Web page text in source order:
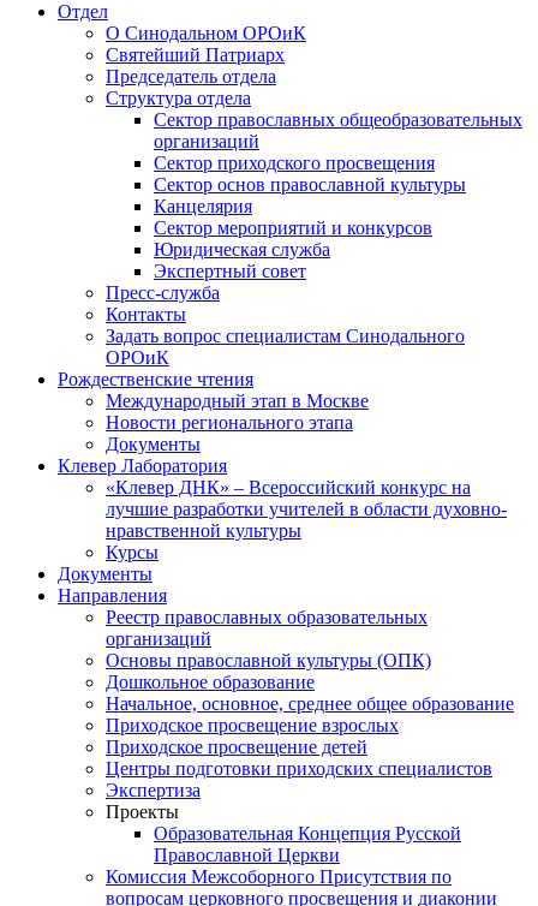
Отдел
О Синодальном ОРОиК
Святейший Патриарх
Председатель отдела
Структура отдела
Сектор православных общеобразовательных
организаций
Сектор приходского просвещения
Сектор основ православной культуры
Канцелярия
Сектор мероприятий и конкурсов
Юридическая служба
Экспертный совет
Пресс-служба
Контакты
Задать вопрос специалистам Синодального
ОРОиК
Рождественские чтения
Международный этап в Москве
Новости регионального этапа
Документы
Клевер Лаборатория
«Клевер ДНК» – Всероссийский конкурс на
лучшие разработки учителей в области духовно-
нравственной культуры
Курсы
Документы
Направления
Реестр православных образовательных
организаций
Основы православной культуры (ОПК)
Дошкольное образование
Начальное, основное, среднее общее образование
Приходское просвещение взрослых
Приходское просвещение детей
Центры подготовки приходских специалистов
Экспертиза
Проекты
Образовательная Концепция Русской
Православной Церкви
Комиссия Межсоборного Присутствия по
вопросам церковного просвещения и диаконии